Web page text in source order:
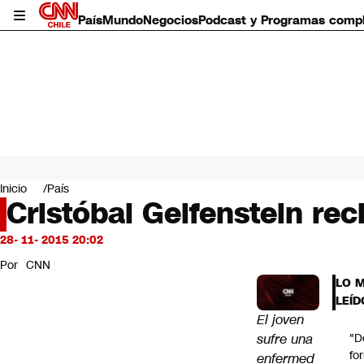
PaísMundoNegociosPodcast y Programas
Mundo
Negocios
Deportes
Programas completos
Servicios
Inicio País
Cristóbal Gelfenstein
28- 11- 2015 20:02
Por CNN
El joven
sufre una
enfermed
LO